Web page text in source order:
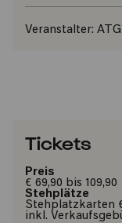
Veranstalter:
Tickets
Preis
€ 69,90 bis 109,90
Stehplätze
Stehplatzkarten
inkl.